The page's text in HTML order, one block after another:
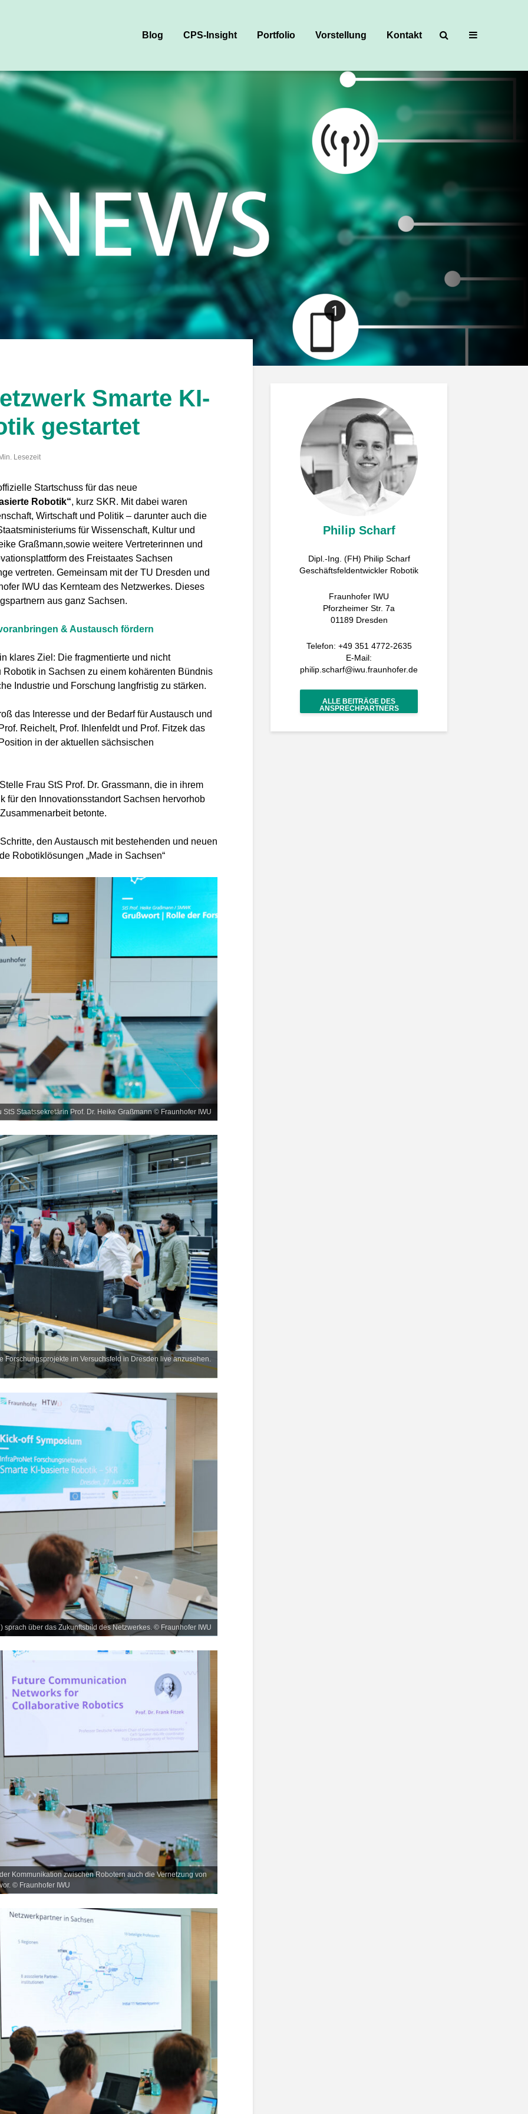
Blog CPS-Insight Portfolio Vorstellung Kontakt
Smarte KI-
gestartet
Lesezeit
Startschuss für das neue
Robotik“, kurz SKR. Mit dabei waren
Wirtschaft und Politik – darunter auch die
für Wissenschaft, Kultur und
Graßmann,sowie weitere Vertreterinnen und
des Freistaates Sachsen
vertreten. Gemeinsam mit der TU Dresden und
IWU das Kernteam des Netzwerkes. Dieses
aus ganz Sachsen.
& Austausch fördern
klares Ziel: Die fragmentierte und nicht
in Sachsen zu einem kohärenten Bündnis
Industrie und Forschung langfristig zu stärken.
das Interesse und der Bedarf für Austausch und
Reichelt, Prof. Ihlenfeldt und Prof. Fitzek das
in der aktuellen sächsischen
Frau StS Prof. Dr. Grassmann, die in ihrem
für den Innovationsstandort Sachsen hervorhob
betonte.
den Austausch mit bestehenden und neuen
Robotiklösungen „Made in Sachsen“
StS Staatssekretärin Prof. Dr. Heike Graßmann © Fraunhofer IWU
Forschungsprojekte im Versuchsfeld in Dresden live anzusehen.
sprach über das Zukunftsbild des Netzwerkes. © Fraunhofer IWU
Kommunikation zwischen Robotern auch die Vernetzung von
© Fraunhofer IWU
Philip Scharf
Dipl.-Ing. (FH) Philip Scharf
Geschäftsfeldentwickler Robotik
Fraunhofer IWU
Pforzheimer Str. 7a
01189 Dresden
Telefon: +49 351 4772-2635
E-Mail:
philip.scharf@iwu.fraunhofer.de
ALLE BEITRÄGE DES
ANSPRECHPARTNERS